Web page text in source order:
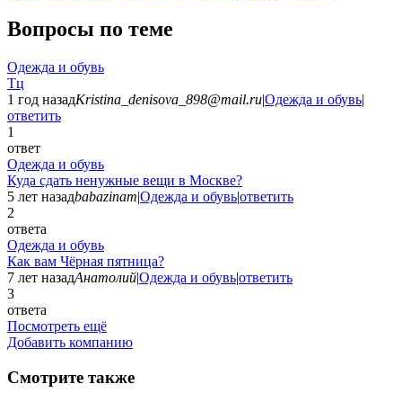
Вопросы по теме
Одежда и обувь
Тц
1 год назадKristina_denisova_898@mail.ru|Одежда и обувь|
ответить
1
ответ
Одежда и обувь
Куда сдать ненужные вещи в Москве?
5 лет назадbabazinam|Одежда и обувь|ответить
2
ответа
Одежда и обувь
Как вам Чёрная пятница?
7 лет назадАнатолий|Одежда и обувь|ответить
3
ответа
Посмотреть ещё
Добавить компанию
Смотрите также